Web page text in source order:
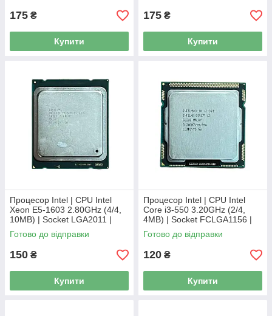
175 ₴
Купити
175 ₴
Купити
Процесор Intel | CPU Intel
Xeon E5-1603 2.80GHz (4/4,
10MB) | Socket LGA2011 |
SR0L9
Готово до відправки
150 ₴
Купити
Процесор Intel | CPU Intel
Core i3-550 3.20GHz (2/4,
4MB) | Socket FCLGA1156 |
SLBUD
Готово до відправки
120 ₴
Купити